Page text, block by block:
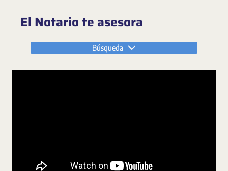
El Notario te asesora
Búsqueda